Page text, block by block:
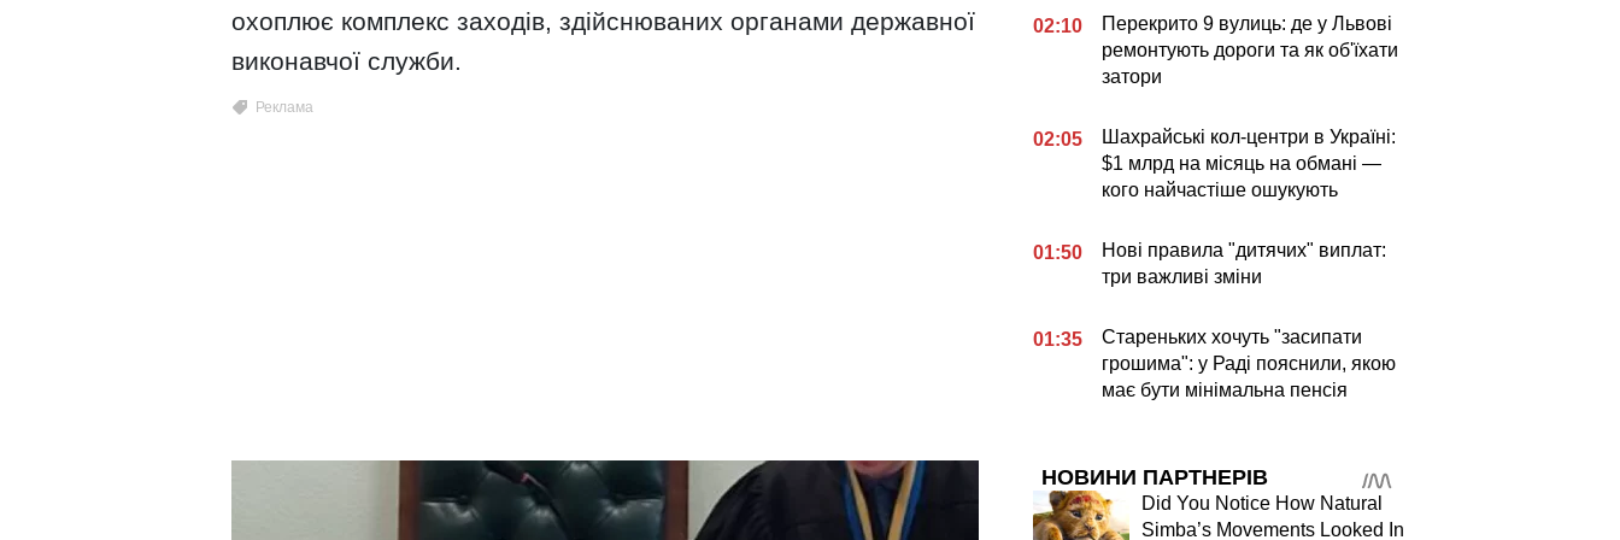
охоплює комплекс заходів, здійснюваних органами державної
виконавчої служби.
02:10
Перекрито 9 вулиць: де у Львові
ремонтують дороги та як об'їхати
затори
02:05
Шахрайські кол-центри в Україні:
$1 млрд на місяць на обмані —
кого найчастіше ошукують
01:50
Нові правила "дитячих" виплат:
три важливі зміни
01:35
Стареньких хочуть "засипати
грошима": у Раді пояснили, якою
має бути мінімальна пенсія
НОВИНИ ПАРТНЕРІВ
Did You Notice How Natural
Simba’s Movements Looked In